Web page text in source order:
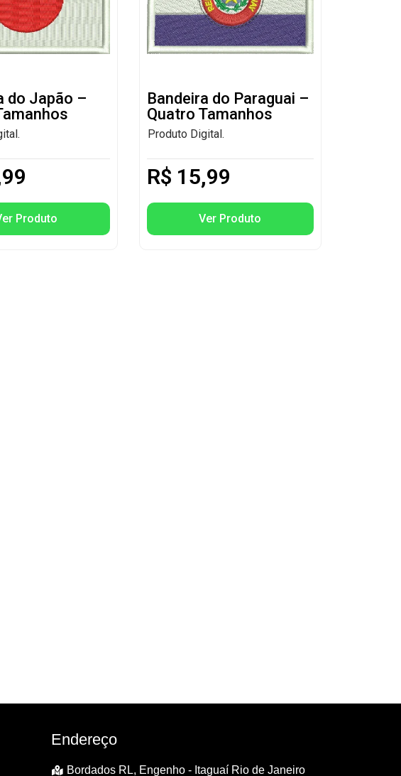
do Japão –
Produto
Bandeira do Paraguai –
Quatro Tamanhos
Produto Digital.
R$ 15,99
Ver Produto
Endereço
Bordados RL, Engenho - Itaguaí Rio de Janeiro